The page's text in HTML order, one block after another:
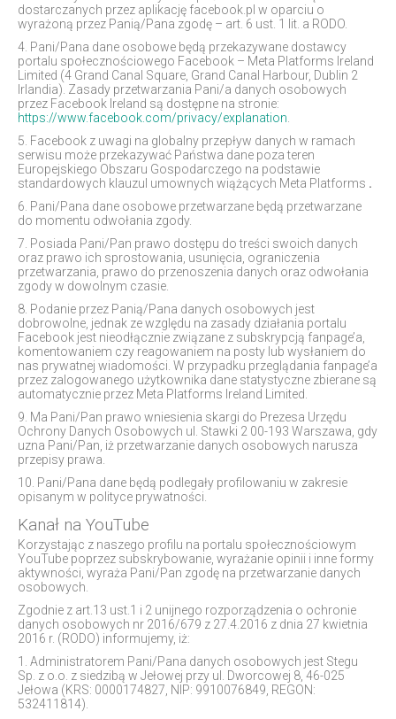
dostarczanych przez aplikację facebook.pl w oparciu o
wyrażoną przez Panią/Pana zgodę – art. 6 ust. 1 lit. a RODO.
4. Pani/Pana dane osobowe będą przekazywane dostawcy
portalu społecznościowego Facebook – Meta Platforms Ireland
Limited (4 Grand Canal Square, Grand Canal Harbour, Dublin 2
Irlandia). Zasady przetwarzania Pani/a danych osobowych
przez Facebook Ireland są dostępne na stronie:
https://www.facebook.com/privacy/explanation
5. Facebook z uwagi na globalny przepływ danych w ramach
serwisu może przekazywać Państwa dane poza teren
Europejskiego Obszaru Gospodarczego na podstawie
standardowych klauzul umownych wiążących Meta Platforms .
6. Pani/Pana dane osobowe przetwarzane będą przetwarzane
do momentu odwołania zgody.
7. Posiada Pani/Pan prawo dostępu do treści swoich danych
oraz prawo ich sprostowania, usunięcia, ograniczenia
przetwarzania, prawo do przenoszenia danych oraz odwołania
zgody w dowolnym czasie.
8. Podanie przez Panią/Pana danych osobowych jest
dobrowolne, jednak ze względu na zasady działania portalu
Facebook jest nieodłącznie związane z subskrypcją fanpage’a,
komentowaniem czy reagowaniem na posty lub wysłaniem do
nas prywatnej wiadomości. W przypadku przeglądania fanpage’a
przez zalogowanego użytkownika dane statystyczne zbierane są
automatycznie przez Meta Platforms Ireland Limited.
9. Ma Pani/Pan prawo wniesienia skargi do Prezesa Urzędu
Ochrony Danych Osobowych ul. Stawki 2 00-193 Warszawa, gdy
uzna Pani/Pan, iż przetwarzanie danych osobowych narusza
przepisy prawa.
10. Pani/Pana dane będą podlegały profilowaniu w zakresie
opisanym w polityce prywatności.
Kanał na YouTube
Korzystając z naszego profilu na portalu społecznościowym
YouTube poprzez subskrybowanie, wyrażanie opinii i inne formy
aktywności, wyraża Pani/Pan zgodę na przetwarzanie danych
osobowych.
Zgodnie z art.13 ust.1 i 2 unijnego rozporządzenia o ochronie
danych osobowych nr 2016/679 z 27.4.2016 z dnia 27 kwietnia
2016 r. (RODO) informujemy, iż:
1. Administratorem Pani/Pana danych osobowych jest Stegu
Sp. z o.o. z siedzibą w Jełowej przy ul. Dworcowej 8, 46-025
Jełowa (KRS: 0000174827, NIP: 9910076849, REGON:
532411814).